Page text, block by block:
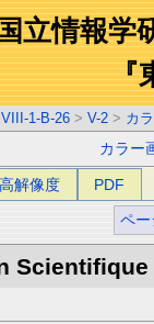
立情報学
『
VIII-1-B-26 > V-2 > カ
カラー
解像度 PDF
ペー
Scientifique